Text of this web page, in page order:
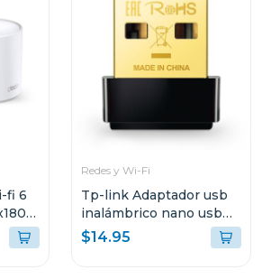
fi 6
Redes y Wi-Fi
Tp-link Adaptador usb
inalámbrico nano usb
de doble banda ac600
t2u nano
$14.95